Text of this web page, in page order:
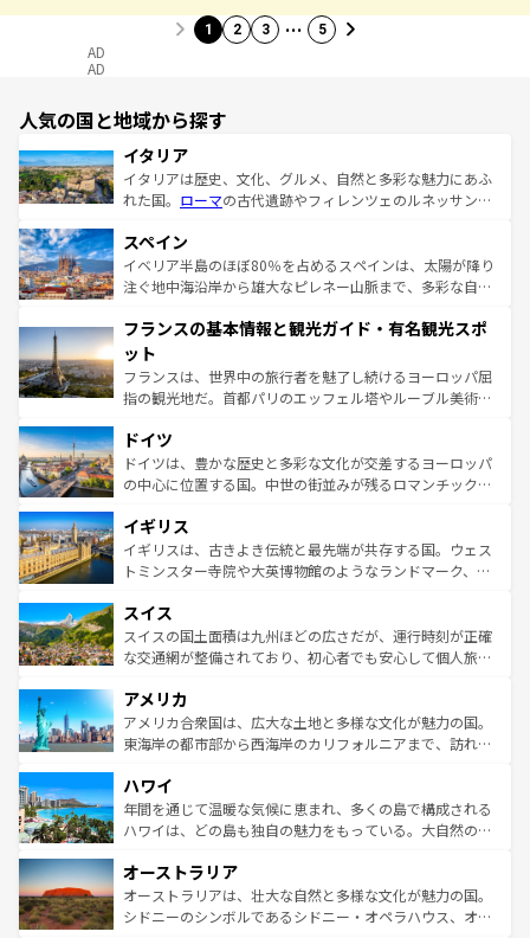
1 2 3 … 5
AD
AD
人気の国と地域から探す
イタリア
イタリアは歴史、文化、グルメ、自然と多彩な魅力にあふ
れた国。 ローマの古代遺跡やフィレンツェのルネッサンス
ろん、トスカーナの美しい田園風景やアマルフィ海岸の絶
景など、自然景観も見逃せない。観光の合間には、本場の
ピザやパスタなど、絶品のイタリア料理を堪能することも
ませてくれるイタリアで、忘れられない旅をしてみよう！
なお、新着のイタリア情報は
しい。
スペイン
イベリア半島のほぼ80％を占めるスペインは、太陽が降り
注ぐ地中海沿岸から雄大なピレネー山脈まで、多彩な自然
文化が根付くこの国では、情熱的なフラメンコ、熱気あふ
れる闘牛、そして美味しいタパスが生活の一部となってい
る。首都マドリードの洗練された雰囲気や、バルセロナの
アートに溢れた街角から、地方では古代ローマ遺跡や中世
せる。地方によって風土や気候が異なるスペインはその個
性で訪れる人を魅了する。 なお、新着のスペイン情報は コ
ンテンツ一覧を参照してほしい。
フランスの基本情報と観光ガイド・有名観光スポ
ット
フランスは、世界中の旅行者を魅了し続けるヨーロッパ屈
指の観光地だ。首都パリのエッフェル塔やルーブル美術館
で、幅広い魅力が詰まっている。華麗な宮殿、歴史的な大
聖堂、美しいビーチ、そして豊かな自然が、訪れる者を心
から魅了する。また、フランスは美食の国としても知ら
いる。シャンパンの発祥地であるランス、プロヴァンスの
香り高いラベンダー畑など、多彩な楽しみ方が可能だ。さ
らに、パリ以外の地域にも魅力が溢れており、どの街角に
れる地方に足を運ぶとそれぞれで全く異なる文化を体験で
きるだろう。 なお、新着のフランス情報はコンテンツ一覧
を参照してほしい。
ドイツ
ドイツは、豊かな歴史と多彩な文化が交差するヨーロッパ
の中心に位置する国。中世の街並みが残るロマンチック街
顔を持つこの国は、どこを歩いても飽きることがない。ベ
ルリンの文化的活気、バイエルン州のアルプスの絶景、そ
してライン川沿いのワイン畑といった風景は必見。ビール
は、お酒好きな人にはぜひ体験してほしい。 なお、新着の
ドイツ情報はコンテンツ一覧を参照してほしい。
イギリス
イギリスは、古きよき伝統と最先端が共存する国。ウェス
トミンスター寺院や大英博物館のようなランドマーク、歴
リアごとに異なる魅力がある。また、優雅なアフタヌーン
ティー、ビール好きにはたまらない英国パブ、サッカー観
戦など、本場だからこそできる体験も豊富。イギリスを旅
ンツ一覧を参照してほしい。
スイス
スイスの国土面積は九州ほどの広さだが、運行時刻が正確
な交通網が整備されており、初心者でも安心して個人旅行
の建物がそのまま残る町や、スイスならではのユニークな
博物館もあり、アルプス観光だけでなく町歩きも満喫する
ことができる。国民の所得が高いため物価も高いが、旅行
ば市内交通費無料で観光を楽しむこともできる。 なお、新
着のスイス情報はコンテンツ一覧 を参照してほしい。
アメリカ
アメリカ合衆国は、広大な土地と多様な文化が魅力の国。
東海岸の都市部から西海岸のカリフォルニアまで、訪れる
のような巨大都市は、観光、ショッピング、エンターテイ
ンメントが詰まった刺激的なスポットだ。一方、アメリカ
西部には大自然が広がり、グランドキャニオンやイエロー
部のニューオーリンズでは、音楽と美食が融合した独特の
文化が魅力。旅行者はアメリカの各地域で異なる魅力を楽
しみながら、その多様性と豊かな歴史を感じることができ
ハワイ
年間を通じて温暖な気候に恵まれ、多くの島で構成される
ハワイは、どの島も独自の魅力をもっている。大自然の神
ワイ島は見逃せない。また、定番の観光地といえばオアフ
島だが、静かな自然を求めるならマウイ島やカウアイ島が
おすすめ。エメラルドグリーンに輝く海をはじめ、豊かな
オーストラリア
オーストラリアは、壮大な自然と多様な文化が魅力の国。
シドニーのシンボルであるシドニー・オペラハウス、オー